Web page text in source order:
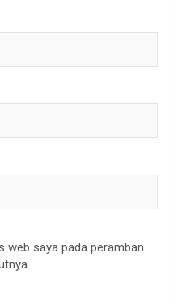
web saya pada peramban